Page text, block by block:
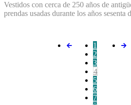
Vestidos con cerca de 250 años de
prendas usadas durante los años
1
2
3
4
5
6
7